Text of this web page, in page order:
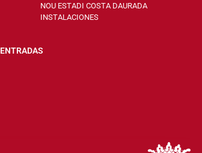
NOU ESTADI COSTA DAURADA
INSTALACIONES
ENTRADAS